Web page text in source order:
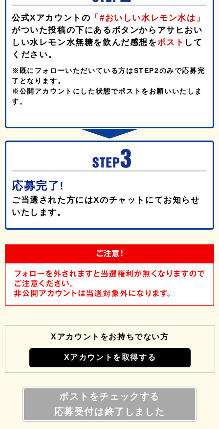
公式Xアカウントの 「#おいしい水レモン水は」
がついた投稿の下にあるボタンからアサヒおい
しい水レモン水無糖を飲んだ感想をポスト して
ください。
※既にフォローいただいている方はSTEP2のみで応募完
了となります。
※公開アカウントにした状態でポストをお願いいたしま
す。
応募完了!
ご当選された方にはXのチャットにてお知らせ
いたします。
Xアカウントをお持ちでない方
Xアカウントを取得する
ポストをチェックする
応募受付は終了しました